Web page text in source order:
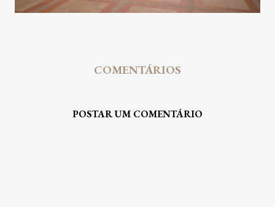
COMENTÁRIOS
POSTAR UM COMENTÁRIO